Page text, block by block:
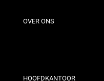
Contact
OVER ONS
Onze Winkels
HOOFDKANTOOR